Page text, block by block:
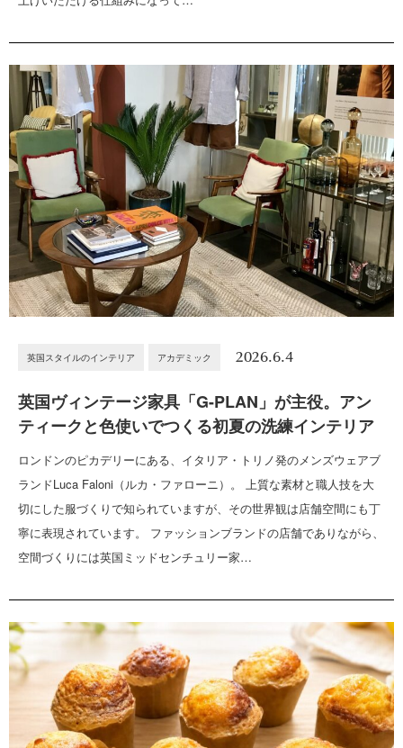
英国スタイルのインテリア アカデミック 2026.6.4
英国ヴィンテージ家具「G-PLAN」が主役。アン
ティークと色使いでつくる初夏の洗練インテリア
ロンドンのピカデリーにある、イタリア・トリノ発のメンズウェアブ
ランドLuca Faloni（ルカ・ファローニ）。 上質な素材と職人技を大
切にした服づくりで知られていますが、その世界観は店舗空間にも丁
寧に表現されています。 ファッションブランドの店舗でありながら、
空間づくりには英国ミッドセンチュリー家…